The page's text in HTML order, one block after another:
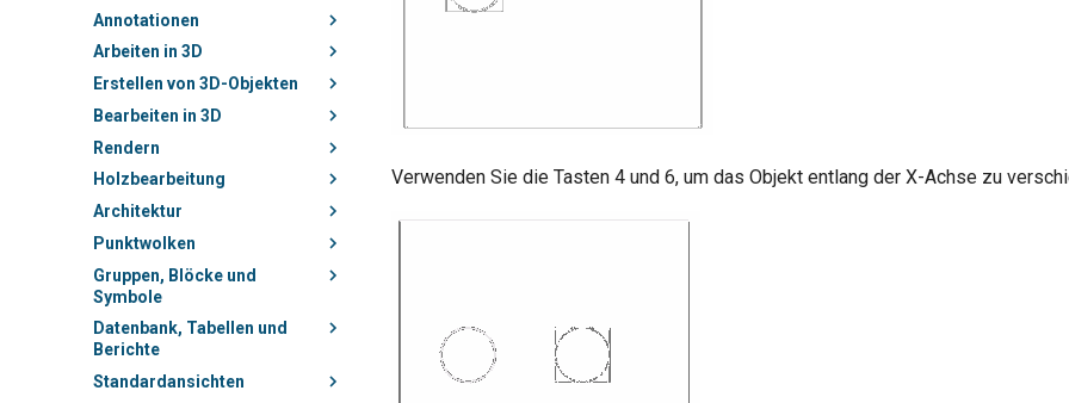
Annotationen
Arbeiten in 3D
Erstellen von 3D-Objekten
Bearbeiten in 3D
Rendern
Holzbearbeitung
Architektur
Punktwolken
Gruppen, Blöcke und
Symbole
Datenbank, Tabellen und
Berichte
Standardansichten
Verwenden Sie die Tasten 4 und 6, um das Objekt entlang der X-Achse zu